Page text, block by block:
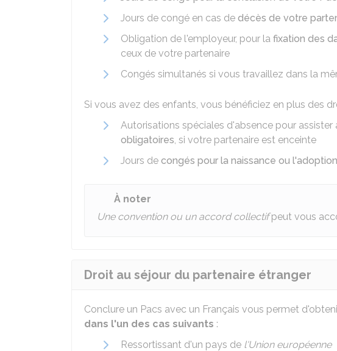
Jours de congé en cas de décès de votre
Obligation de l'employeur, pour la fixation des
ceux de votre partenaire
Congés simultanés si vous travaillez dans la
Si vous avez des enfants, vous bénéficiez en plus des
Autorisations spéciales d'absence pour assister
obligatoires, si votre partenaire est enceinte
Jours de congés pour la naissance ou
À noter
Une convention ou un accord collectifpeut vous
Droit au séjour du partenaire étranger
Conclure un Pacs avec un Français vous permet
dans l'un des cas suivants :
Ressortissant d'un pays de l'Union européenne